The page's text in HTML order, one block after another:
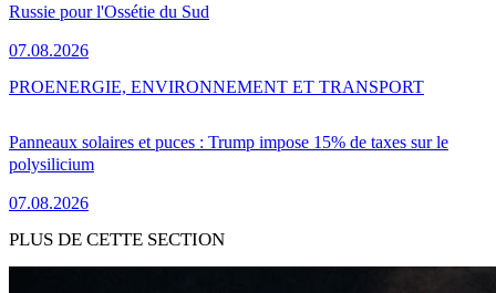
Russie pour l'Ossétie du Sud
07.08.2026
Panneaux solaires et puces : Trump impose 15% de taxes sur le
polysilicium
07.08.2026
PROENERGIE, ENVIRONNEMENT ET TRANSPORT
PLUS DE CETTE SECTION